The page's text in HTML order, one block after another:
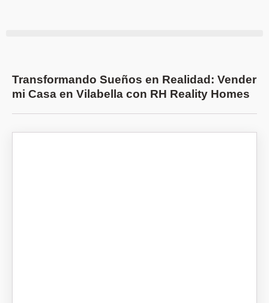
Transformando Sueños en Realidad: Vender
mi Casa en Vilabella con RH Reality Homes